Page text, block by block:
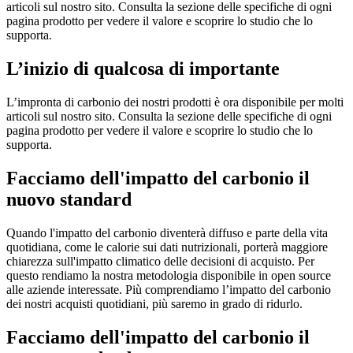
articoli sul nostro sito. Consulta la sezione delle specifiche di ogni
pagina prodotto per vedere il valore e scoprire lo studio che lo
supporta.
L’inizio di qualcosa di importante
L’impronta di carbonio dei nostri prodotti è ora disponibile per molti
articoli sul nostro sito. Consulta la sezione delle specifiche di ogni
pagina prodotto per vedere il valore e scoprire lo studio che lo
supporta.
Facciamo dell'impatto del carbonio il
nuovo standard
Quando l'impatto del carbonio diventerà diffuso e parte della vita
quotidiana, come le calorie sui dati nutrizionali, porterà maggiore
chiarezza sull'impatto climatico delle decisioni di acquisto. Per
questo rendiamo la nostra metodologia disponibile in open source
alle aziende interessate. Più comprendiamo l’impatto del carbonio
dei nostri acquisti quotidiani, più saremo in grado di ridurlo.
Facciamo dell'impatto del carbonio il